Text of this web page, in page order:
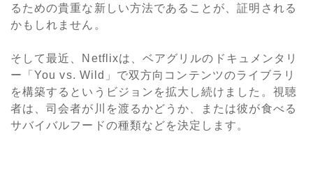
るための貴重な新しい方法であることが、証明される
かもしれません。
そして最近、Netflixは、ベアグリルのドキュメンタリ
ー「You vs. Wild」で双方向コンテンツのライブラリ
を構築するというビジョンを拡大し続けました。視聴
者は、司会者が川を渡るかどうか、または彼が食べる
サバイバルフードの種類などを決定します。